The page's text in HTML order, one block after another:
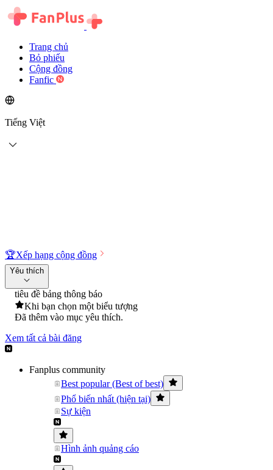
Trang chủ
Bỏ phiếu
Cộng đồng
Fanfic
Tiếng Việt
🏆Xếp hạng cộng đồng
Yêu thích
tiêu đề bảng thông báo
Khi bạn chọn một biểu tượng
Đã thêm vào mục yêu thích.
Xem tất cả bài đăng
Fanplus community
Best popular (Best of best)
Phổ biến nhất (hiện tại)
Sự kiện
Hình ảnh quảng cáo